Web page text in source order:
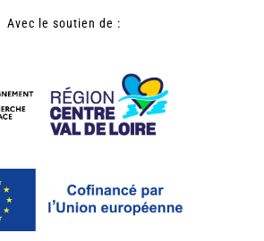
Avec le soutien de :